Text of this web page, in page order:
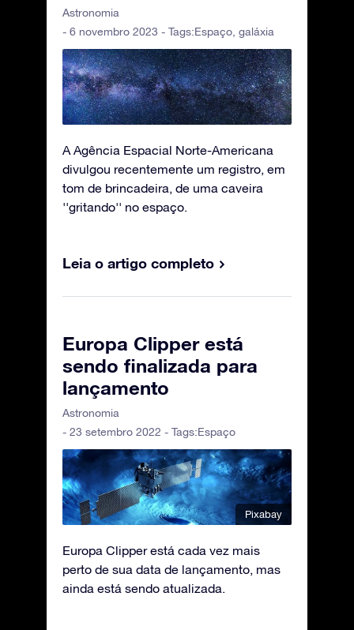
Astronomia
- 6 novembro 2023 - Tags:Espaço, galáxia
A Agência Espacial Norte-Americana
divulgou recentemente um registro, em
tom de brincadeira, de uma caveira
''gritando'' no espaço.
Leia o artigo completo
Europa Clipper está
sendo finalizada para
lançamento
Astronomia
- 23 setembro 2022 - Tags:Espaço
Pixabay
Europa Clipper está cada vez mais
perto de sua data de lançamento, mas
ainda está sendo atualizada.